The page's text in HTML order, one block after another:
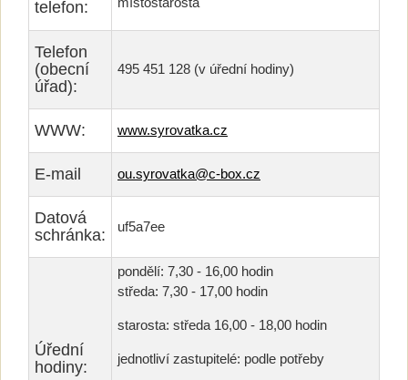
telefon:
Telefon
(obecní
úřad):
495 451 128 (v úřední hodiny)
WWW: www.syrovatka.cz
E-mail ou.syrovatka@c-box.cz
Datová
schránka:
uf5a7ee
Úřední
hodiny:
pondělí: 7,30 - 16,00 hodin
středa: 7,30 - 17,00 hodin
starosta: středa 16,00 - 18,00 hodin
jednotliví zastupitelé: podle potřeby